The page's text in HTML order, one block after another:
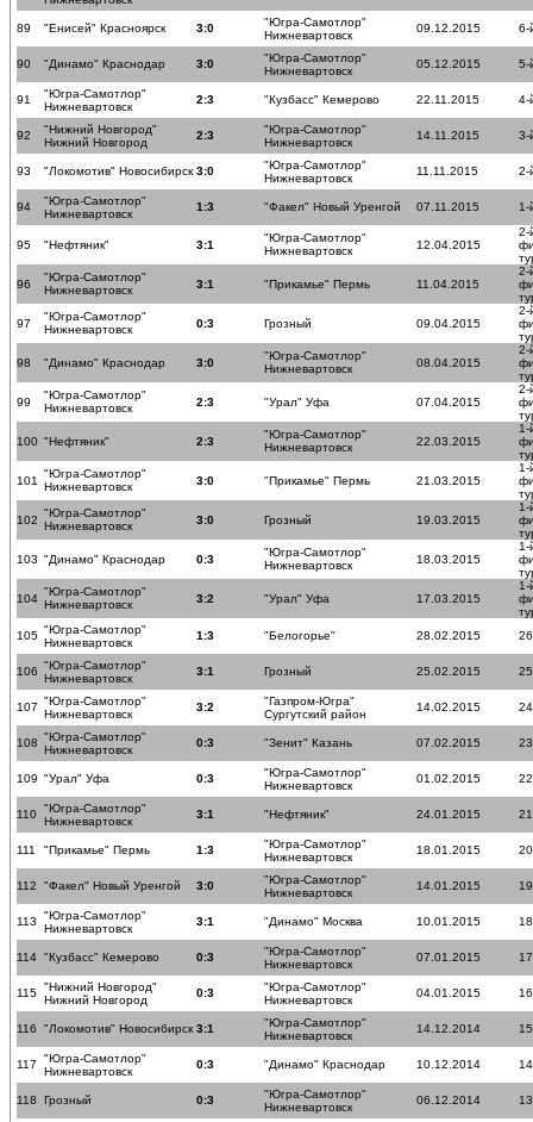
89 "Енисей" Красноярск 3:0
"Югра-Самотлор"
Нижневартовск
09.12.2015 6-
90 "Динамо" Краснодар 3:0
"Югра-Самотлор"
Нижневартовск
05.12.2015 5-
91
"Югра-Самотлор"
Нижневартовск
2:3 "Кузбасс" Кемерово 22.11.2015 4-
92
"Нижний Новгород"
Нижний Новгород
2:3
"Югра-Самотлор"
Нижневартовск
14.11.2015 3-
93 "Локомотив" Новосибирск 3:0
"Югра-Самотлор"
Нижневартовск
11.11.2015 2-
94
"Югра-Самотлор"
Нижневартовск
1:3 "Факел" Новый Уренгой 07.11.2015 1-
95 "Нефтяник" 3:1
"Югра-Самотлор"
Нижневартовск
12.04.2015
2-
96
"Югра-Самотлор"
Нижневартовск
3:1 "Прикамье" Пермь 11.04.2015
2-
97
"Югра-Самотлор"
Нижневартовск
0:3 Грозный 09.04.2015
2-
98
"Динамо" Краснодар 3:0
"Югра-Самотлор"
Нижневартовск
08.04.2015
2-
99
"Югра-Самотлор"
Нижневартовск
2:3 "Урал" Уфа 07.04.2015
2-
100 "Нефтяник" 2:3
"Югра-Самотлор"
Нижневартовск
22.03.2015
1-
101
"Югра-Самотлор"
Нижневартовск
3:0 "Прикамье" Пермь 21.03.2015
1-
102
"Югра-Самотлор"
Нижневартовск
3:0 Грозный 19.03.2015
1-
103 "Динамо" Краснодар 0:3
"Югра-Самотлор"
Нижневартовск
18.03.2015
1-
104
"Югра-Самотлор"
Нижневартовск
3:2 "Урал" Уфа 17.03.2015
1-
105 "Югра-Самотлор"
Нижневартовск
1:3 "Белогорье" 28.02.2015
106 "Югра-Самотлор"
Нижневартовск
3:1 Грозный 25.02.2015
107 "Югра-Самотлор"
Нижневартовск
3:2
"Газпром-Югра"
Сургутский район
14.02.2015
108 "Югра-Самотлор"
Нижневартовск
0:3 "Зенит" Казань 07.02.2015
109 "Урал" Уфа 0:3
"Югра-Самотлор"
Нижневартовск
01.02.2015
110 "Югра-Самотлор"
Нижневартовск
3:1 "Нефтяник" 24.01.2015
111 "Прикамье" Пермь 1:3
"Югра-Самотлор"
Нижневартовск
18.01.2015
112 "Факел" Новый Уренгой 3:0
"Югра-Самотлор"
Нижневартовск
14.01.2015
113
"Югра-Самотлор"
Нижневартовск
3:1 "Динамо" Москва 10.01.2015
114 "Кузбасс" Кемерово 0:3
"Югра-Самотлор"
Нижневартовск
07.01.2015
115 "Нижний Новгород"
Нижний Новгород
0:3
"Югра-Самотлор"
Нижневартовск
04.01.2015
116 "Локомотив" Новосибирск 3:1
"Югра-Самотлор"
Нижневартовск
14.12.2014
117
"Югра-Самотлор"
Нижневартовск
0:3 "Динамо" Краснодар 10.12.2014
118 Грозный 0:3
"Югра-Самотлор"
Нижневартовск
06.12.2014